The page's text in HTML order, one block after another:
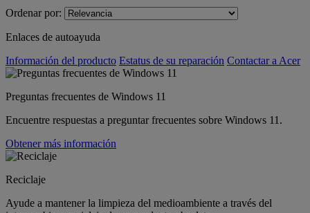
Ordenar por:
Enlaces de autoayuda
Información del producto Estatus de su reparación Contactar a Acer
Preguntas frecuentes de Windows 11
Encuentre respuestas a preguntar frecuentes sobre Windows 11.
Obtener más información
Reciclaje
Ayude a mantener la limpieza del medioambiente a través del